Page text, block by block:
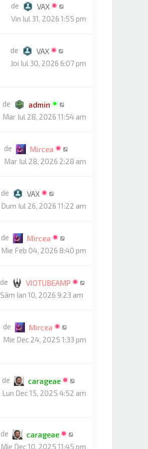
de
VAX
Vin Iul 31, 2026 1:55 pm
de
VAX
Joi Iul 30, 2026 6:07 pm
de
admin
Mar Iul 28, 2026 11:54 am
de
Mircea
Mar Iul 28, 2026 2:28 am
de
VAX
Dum Iul 26, 2026 11:22 am
de
Mircea
Mie Feb 04, 2026 8:40 pm
de
VIOTUBEAMP
Sâm Ian 10, 2026 9:23 am
de
Mircea
Mie Dec 24, 2025 1:33 pm
de
carageae
Lun Dec 15, 2025 4:52 am
de
carageae
Mie Dec 10, 2025 11:45 pm